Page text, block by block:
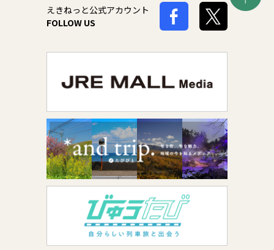
えきねっと公式アカウント
FOLLOW US